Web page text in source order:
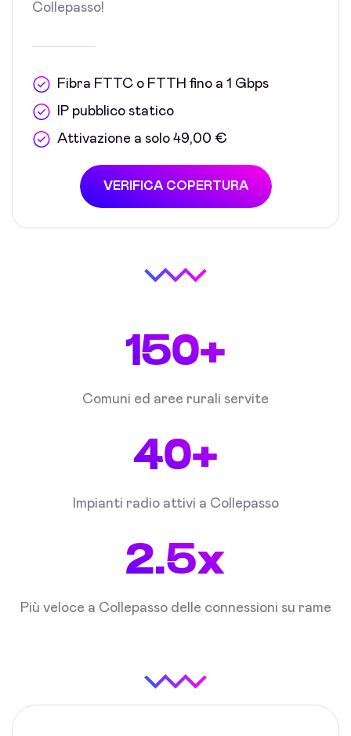
Collepasso!
Fibra FTTC o FTTH fino a 1 Gbps
IP pubblico statico
Attivazione a solo 49,00 €
VERIFICA COPERTURA
150+
Comuni ed aree rurali servite
40+
Impianti radio attivi a Collepasso
2.5x
Più veloce a Collepasso delle connessioni su rame